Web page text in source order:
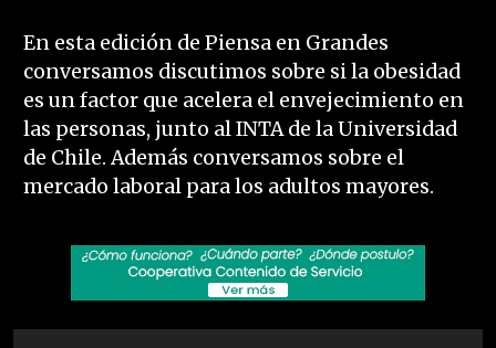
En esta edición de Piensa en Grandes
conversamos discutimos sobre si la obesidad
es un factor que acelera el envejecimiento en
las personas, junto al INTA de la Universidad
de Chile. Además conversamos sobre el
mercado laboral para los adultos mayores.